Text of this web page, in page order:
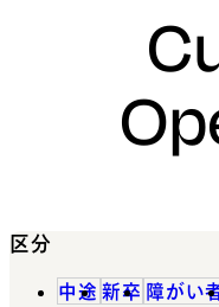
区分
中途 新卒 障がい